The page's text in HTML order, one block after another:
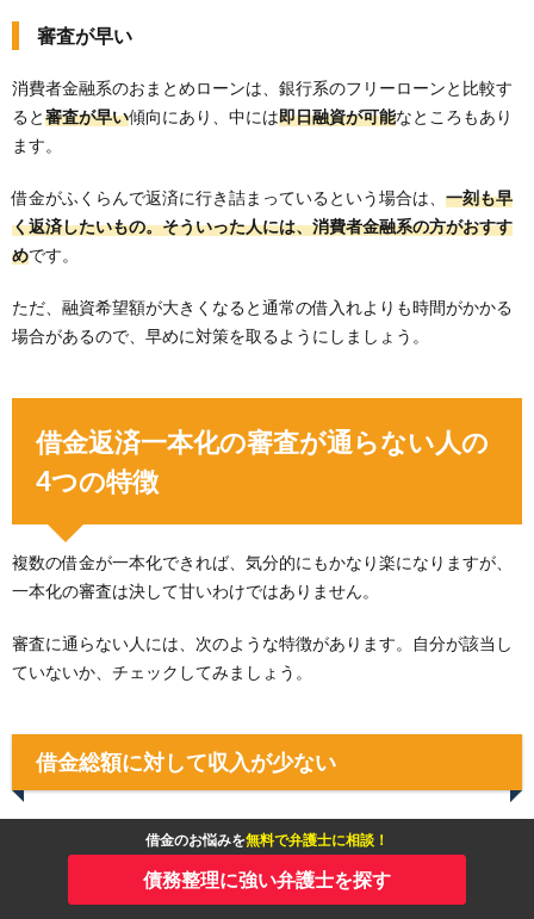
借金のお悩みを無料で弁護士に相談！
債務整理に強い弁護士を探す
審査が早い
消費者金融系のおまとめローンは、銀行系のフリーローンと比較す
ると審査が早い傾向にあり、中には即日融資が可能なところもあり
ます。
借金がふくらんで返済に行き詰まっているという場合は、 一刻も早
く返済したいもの。そういった人には、消費者金融系の方がおすす
めです。
ただ、融資希望額が大きくなると通常の借入れよりも時間がかかる
場合があるので、早めに対策を取るようにしましょう。
借金返済一本化の審査が通らない人の
4つの特徴
複数の借金が一本化できれば、気分的にもかなり楽になりますが、
一本化の審査は決して甘いわけではありません。
審査に通らない人には、次のような特徴があります。自分が該当し
ていないか、チェックしてみましょう。
借金総額に対して収入が少ない
おまとめローンの審査が通らない人の特徴としてまず挙げられるの
借金の総額に対して収入が少ない」という点です。
おまとめローンの融資額は100万円以上、多い場合は500万円～800